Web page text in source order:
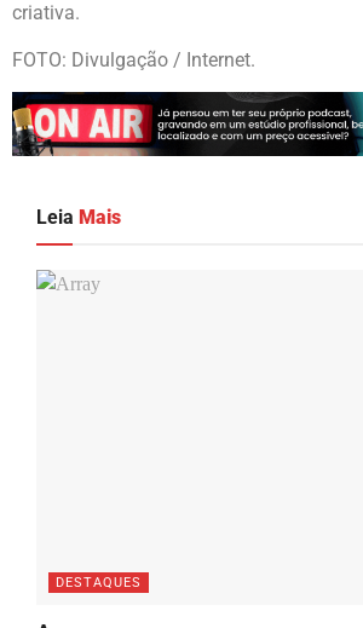
criativa.
FOTO: Divulgação / Internet.
Leia Mais
DESTAQUES